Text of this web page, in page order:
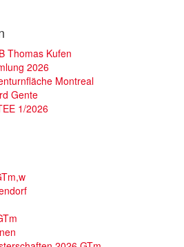
Thomas Kufen
2026
Montreal
Gente
1/2026